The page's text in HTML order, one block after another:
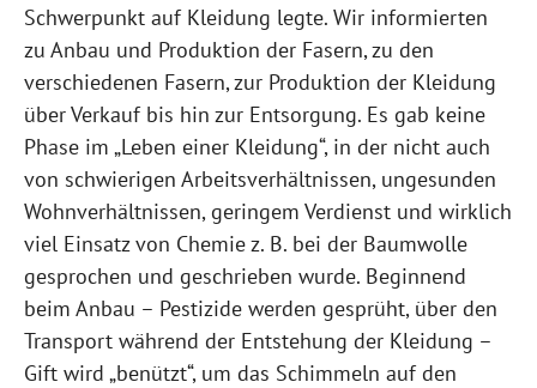
Schwerpunkt auf Kleidung legte. Wir informierten
zu Anbau und Produktion der Fasern, zu den
verschiedenen Fasern, zur Produktion der Kleidung
über Verkauf bis hin zur Entsorgung. Es gab keine
Phase im „Leben einer Kleidung“, in der nicht auch
von schwierigen Arbeitsverhältnissen, ungesunden
Wohnverhältnissen, geringem Verdienst und wirklich
viel Einsatz von Chemie z. B. bei der Baumwolle
gesprochen und geschrieben wurde. Beginnend
beim Anbau – Pestizide werden gesprüht, über den
Transport während der Entstehung der Kleidung –
Gift wird „benützt“, um das Schimmeln auf den